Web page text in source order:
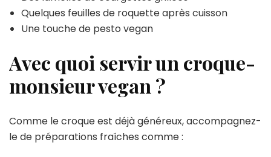
Quelques feuilles de roquette après cuisson
Une touche de pesto vegan
Avec quoi servir un croque-
monsieur vegan ?
Comme le croque est déjà généreux, accompagnez-
le de préparations fraîches comme :